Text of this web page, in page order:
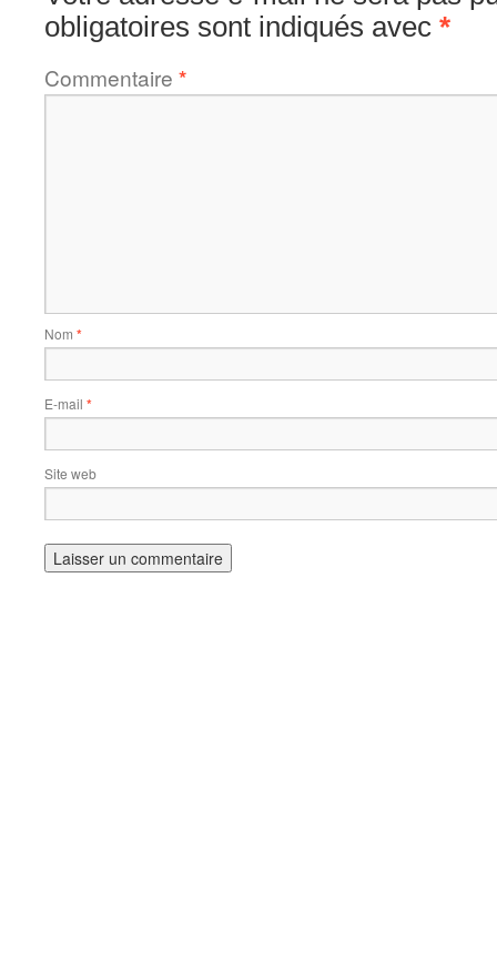
obligatoires sont indiqués avec *
Commentaire *
Nom *
E-mail *
Site web